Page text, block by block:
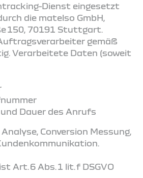
Dienst eingesetzt
die matelso GmbH,
150, 70191 Stuttgart.
gemäß
Verarbeitete Daten (soweit
Dauer des Anrufs
Conversion Messung,
Art. 6 Abs. 1 lit. f DSGVO